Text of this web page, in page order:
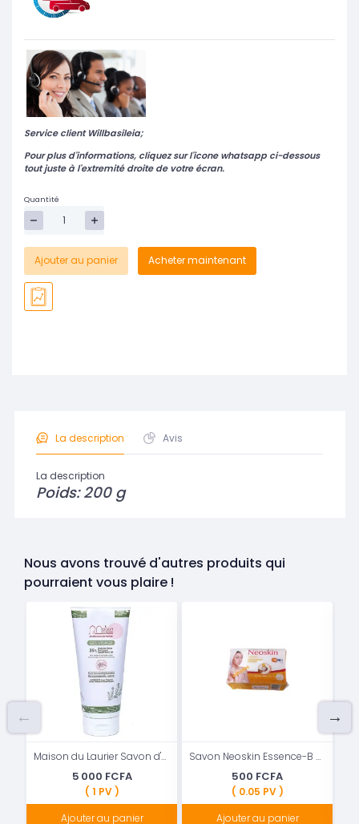
Service client Willbasileia;
Pour plus d'informations, cliquez sur l'icone whatsapp ci-dessous
tout juste à l'extremité droite de votre écran.
Quantité
Ajouter au panier Acheter maintenant
La description Avis
La description
Poids: 200 g
Nous avons trouvé d'autres produits qui
pourraient vous plaire !
Maison du Laurier Savon d'Alep Hammam gel visage 200 ml
5 000 FCFA
( 1 PV )
Ajouter au panier
Savon Neoskin Essence-B éclaircissant pour la peau
500 FCFA
( 0.05 PV )
Ajouter au panier